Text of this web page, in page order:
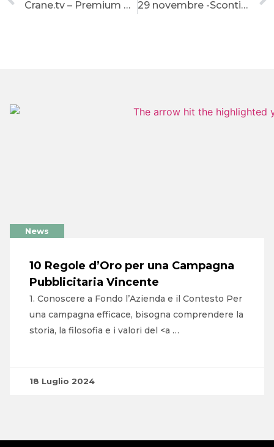
Crane.tv – Premium Video Magazine for Contemporary Culture 29 novembre -Sconti online e non solo
News
10 Regole d’Oro per una Campagna
Pubblicitaria Vincente
1. Conoscere a Fondo l’Azienda e il Contesto Per
una campagna efficace, bisogna comprendere la
storia, la filosofia e i valori del <a …
18 Luglio 2024
SERVIZI
CONTATTI